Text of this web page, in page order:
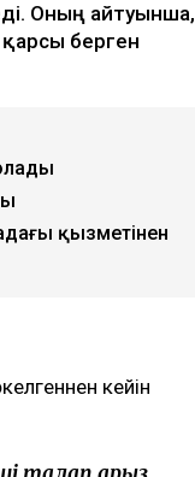
Оның айтуынша,
қарсы берген
қызметінен
кейін